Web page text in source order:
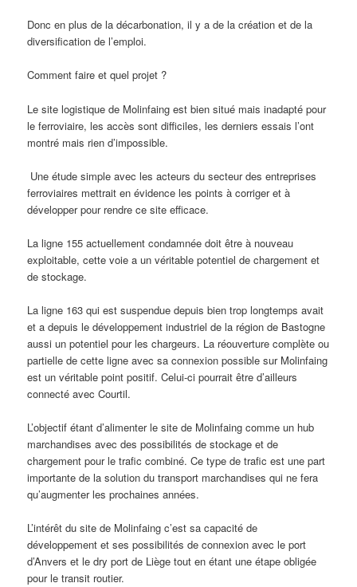
Donc en plus de la décarbonation, il y a de la création et de la
diversification de l’emploi.
Comment faire et quel projet ?
Le site logistique de Molinfaing est bien situé mais inadapté pour
le ferroviaire, les accès sont difficiles, les derniers essais l’ont
montré mais rien d’impossible.
Une étude simple avec les acteurs du secteur des entreprises
ferroviaires mettrait en évidence les points à corriger et à
développer pour rendre ce site efficace.
La ligne 155 actuellement condamnée doit être à nouveau
exploitable, cette voie a un véritable potentiel de chargement et
de stockage.
La ligne 163 qui est suspendue depuis bien trop longtemps avait
et a depuis le développement industriel de la région de Bastogne
aussi un potentiel pour les chargeurs. La réouverture complète ou
partielle de cette ligne avec sa connexion possible sur Molinfaing
est un véritable point positif. Celui-ci pourrait être d’ailleurs
connecté avec Courtil.
L’objectif étant d’alimenter le site de Molinfaing comme un hub
marchandises avec des possibilités de stockage et de
chargement pour le trafic combiné. Ce type de trafic est une part
importante de la solution du transport marchandises qui ne fera
qu’augmenter les prochaines années.
L’intérêt du site de Molinfaing c’est sa capacité de
développement et ses possibilités de connexion avec le port
d’Anvers et le dry port de Liège tout en étant une étape obligée
pour le transit routier.